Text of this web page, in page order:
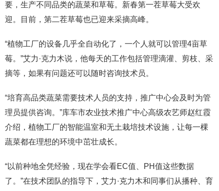
要，生产不同品类的蔬菜和草莓。新春第一茬草莓大受欢
迎。目前，第二茬草莓也已迎来采摘高峰。
“植物工厂的设备几乎全自动化了，一个人就可以管理4亩草
莓。”艾力·克力木说，他每天的工作包括管理滴灌、剪枝、采
摘等，如果有问题还可以随时咨询技术员。
“培育高品类蔬菜需要技术人员的支持，推广中心会及时为管
理员提供咨询。”库车市农业技术推广中心高级农艺师赵红霞
介绍，植物工厂的智能温室和无土栽培技术设施，让每一棵
蔬菜都在理想的环境中茁壮成长。
“以前种地全凭经验，现在学会看EC值、PH值这些数据
了。”在技术团队的指导下，艾力·克力木和同事们从播种、育